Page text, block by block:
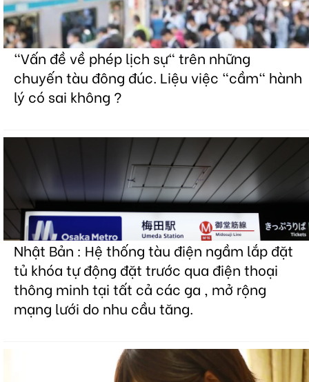
"Vấn đề về phép lịch sự" trên những
chuyến tàu đông đúc. Liệu việc "cầm" hành
lý có sai không ?
Nhật Bản : Hệ thống tàu điện ngầm lắp đặt
tủ khóa tự động đặt trước qua điện thoại
thông minh tại tất cả các ga , mở rộng
mạng lưới do nhu cầu tăng.